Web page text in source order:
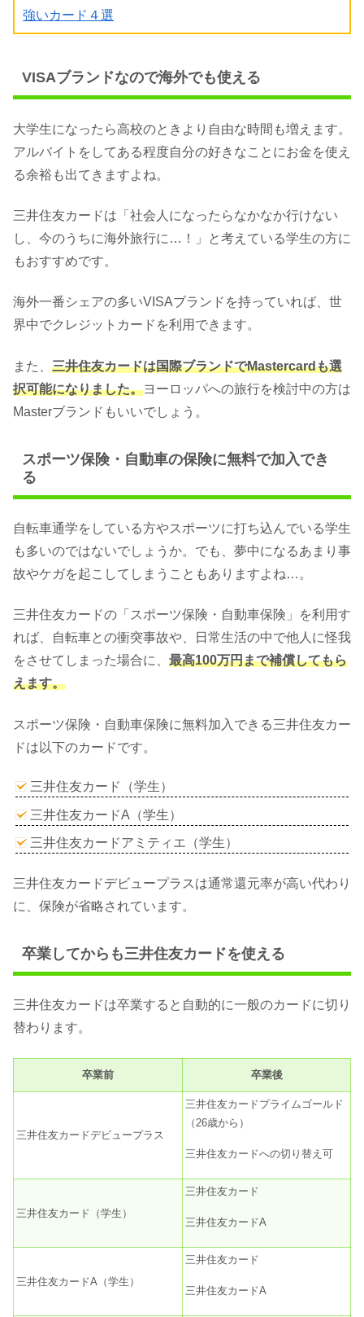
強いカード４選
VISAブランドなので海外でも使える
大学生になったら高校のときより自由な時間も増えます。
アルバイトをしてある程度自分の好きなことにお金を使え
る余裕も出てきますよね。
三井住友カードは「社会人になったらなかなか行けない
し、今のうちに海外旅行に…！」と考えている学生の方に
もおすすめです。
海外一番シェアの多いVISAブランドを持っていれば、世
界中でクレジットカードを利用できます。
また、 三井住友カードは国際ブランドでMastercardも選
択可能になりました。ヨーロッパへの旅行を検討中の方は
Masterブランドもいいでしょう。
スポーツ保険・自動車の保険に無料で加入でき
る
自転車通学をしている方やスポーツに打ち込んでいる学生
も多いのではないでしょうか。でも、夢中になるあまり事
故やケガを起こしてしまうこともありますよね…。
三井住友カードの「スポーツ保険・自動車保険」を利用す
れば、自転車との衝突事故や、日常生活の中で他人に怪我
をさせてしまった場合に、 最高100万円まで補償してもら
えます。
スポーツ保険・自動車保険に無料加入できる三井住友カー
ドは以下のカードです。
三井住友カード（学生）
三井住友カードA（学生）
三井住友カードアミティエ（学生）
三井住友カードデビュープラスは通常還元率が高い代わり
に、保険が省略されています。
卒業してからも三井住友カードを使える
三井住友カードは卒業すると自動的に一般のカードに切り
替わります。
卒業前 卒業後
三井住友カードデビュープラス
三井住友カードプライムゴールド
（26歳から）
三井住友カードへの切り替え可
三井住友カード（学生）
三井住友カード
三井住友カードA
三井住友カードA（学生）
三井住友カード
三井住友カードA